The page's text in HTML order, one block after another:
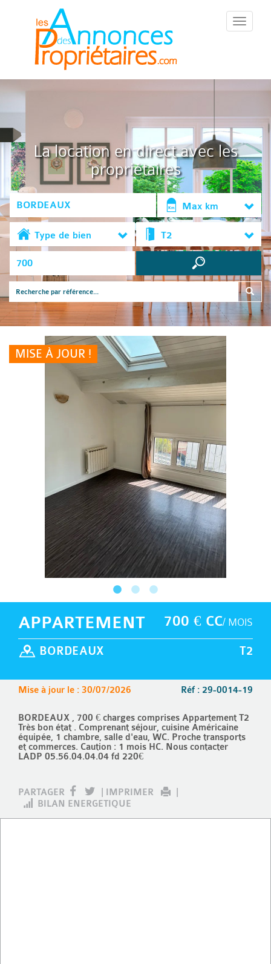
::Menu::
La location en direct avec les
propriétaires
Max km
Type de bien T2
MISE À JOUR !
700 € CC/ MOIS
APPARTEMENT
T2
BORDEAUX
Réf : 29-0014-19
Mise à jour le : 30/07/2026
BORDEAUX , 700 € charges comprises Appartement T2
Très bon état . Comprenant séjour, cuisine Américaine
équipée, 1 chambre, salle d'eau, WC. Proche transports
et commerces. Caution : 1 mois HC. Nous contacter
LADP 05.56.04.04.04 fd 220€
PARTAGER IMPRIMER
BILAN ENERGETIQUE